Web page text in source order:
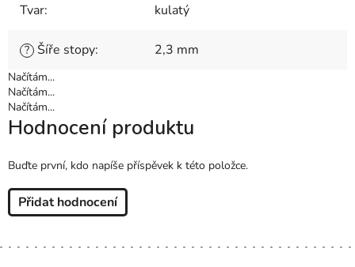
Tvar: kulatý
? Šíře stopy: 2,3 mm
Načítám...
Načítám...
Načítám...
Hodnocení produktu
Buďte první, kdo napíše příspěvek k této položce.
Přidat hodnocení